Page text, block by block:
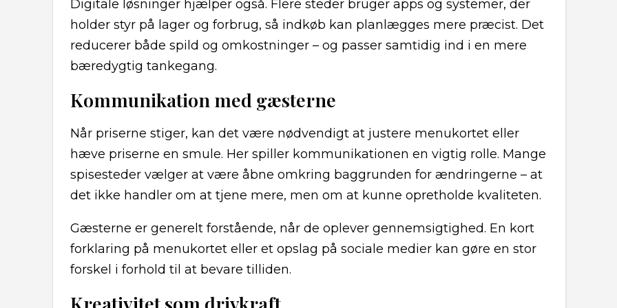
Digitale løsninger hjælper også. Flere steder bruger apps og systemer, der
holder styr på lager og forbrug, så indkøb kan planlægges mere præcist. Det
reducerer både spild og omkostninger – og passer samtidig ind i en mere
bæredygtig tankegang.
Kommunikation med gæsterne
Når priserne stiger, kan det være nødvendigt at justere menukortet eller
hæve priserne en smule. Her spiller kommunikationen en vigtig rolle. Mange
spisesteder vælger at være åbne omkring baggrunden for ændringerne – at
det ikke handler om at tjene mere, men om at kunne opretholde kvaliteten.
Gæsterne er generelt forstående, når de oplever gennemsigtighed. En kort
forklaring på menukortet eller et opslag på sociale medier kan gøre en stor
forskel i forhold til at bevare tilliden.